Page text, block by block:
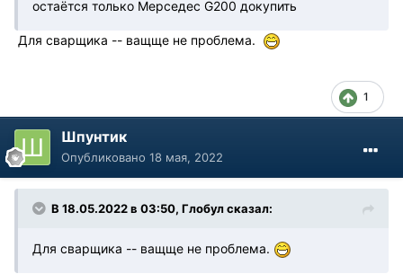
остаётся только Мерседес G200 докупить
Для сварщика -- ващще не проблема.
1
Шпунтик
Опубликовано 18 мая, 2022
В 18.05.2022 в 03:50, Глобул сказал:
Для сварщика -- ващще не проблема.